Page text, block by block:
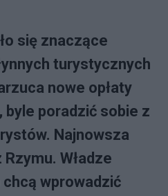
się znaczące
turystycznych
nowe opłaty
byle poradzić sobie z
Najnowsza
Władze
wprowadzić